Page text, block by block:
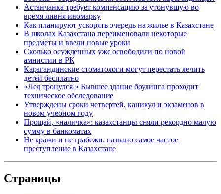
Астанчанка требует компенсацию за утонувшую во
время ливня иномарку
Как планируют ускорять очередь на жилье в Казахстане
В школах Казахстана переименовали некоторые
предметы и ввели новые уроки
Сколько осужденных уже освободили по новой
амнистии в РК
Карагандинские стоматологи могут перестать лечить
детей бесплатно
«Лед тронулся!» Бывшее здание боулинга проходит
техническое обследование
Утверждены сроки четвертей, каникул и экзаменов в
новом учебном году
Прощай, «наличка»: казахстанцы сняли рекордно малую
сумму в банкоматах
Не кражи и не грабежи: названо самое частое
преступление в Казахстане
Страницы